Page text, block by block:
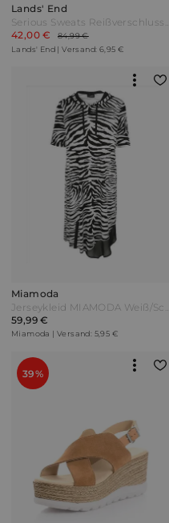
Lands' End
Serious Sweats Reißverschluss-Jacke Damen Blau by Lands' End
42,00 €
84,99 €
Lands' End | Versand: 6,95 €
Miamoda
Jerseykleid MIAMODA Weiß/Schwarz
59,99 €
Miamoda | Versand: 5,95 €
39%